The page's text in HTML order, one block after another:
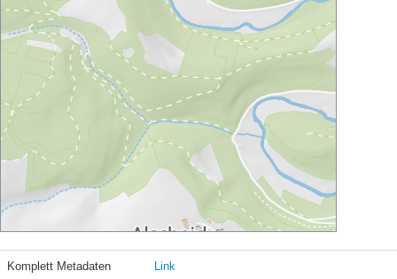
Komplett Metadaten Link